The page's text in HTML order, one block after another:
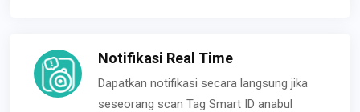
Notifikasi Real Time
Dapatkan notifikasi secara langsung jika
seseorang scan Tag Smart ID anabul